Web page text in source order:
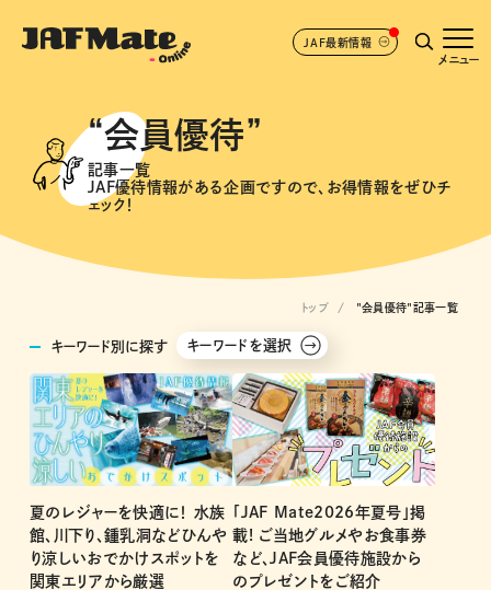
JAF最新情報
メニュー
“会員優待”
記事一覧
JAF優待情報がある企画ですので、お得情報をぜひチ
ェック！
トップ "会員優待"記事一覧
キーワード別に探す キーワードを選択
夏のレジャーを快適に！ 水族
館、川下り、鍾乳洞などひんや
り涼しいおでかけスポットを
関東エリアから厳選
「JAF Mate2026年夏号」掲
載! ご当地グルメやお食事券
など、JAF会員優待施設から
のプレゼントをご紹介